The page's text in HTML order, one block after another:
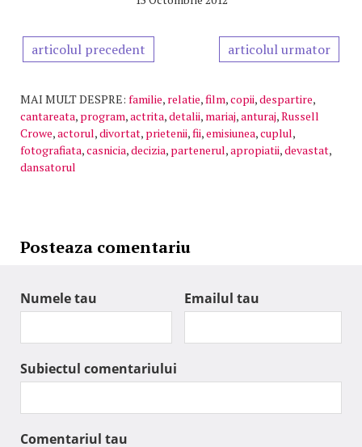
articolul precedent articolul urmator
MAI MULT DESPRE: familie, relatie,film,copii,despartire,
cantareata, program,actrita,detalii, mariaj,anturaj,Russell
Crowe,actorul,divortat, prietenii,fii,emisiunea,cuplul,
fotografiata,casnicia,decizia, partenerul,apropiatii,devastat,
dansatorul
Posteaza comentariu
Numele tau Emailul tau
Subiectul comentariului
Comentariul tau